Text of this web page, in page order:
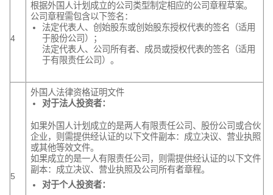
4
根据外国人计划成立的公司类型制定相应的公司章程草案。
公司章程需包含以下签名：
法定代表人、创始股东或创始股东授权代表的签名（适用
于股份公司）；
法定代表人、公司所有者、成员或授权代表的签名（适用
于有限责任公司）。
5
外国人法律资格证明文件
对于法人投资者：
如果外国人计划成立的是两人有限责任公司、股份公司或合伙
企业，则需提供经认证的以下文件副本：成立决议、营业执照
或其他等效文件。
如果成立的是一人有限责任公司，则需提供经认证的以下文件
副本：成立决议、营业执照及公司所有者章程。
对于个人投资者：